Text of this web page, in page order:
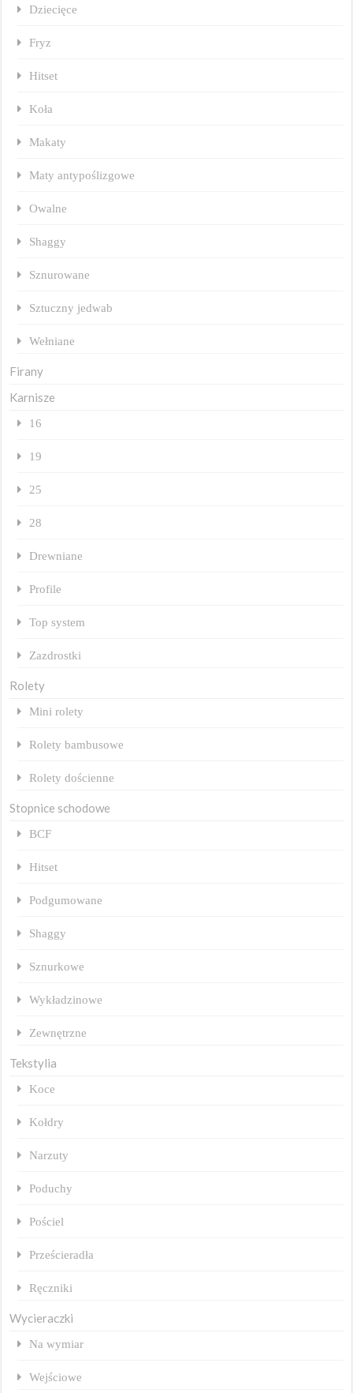
Dziecięce
Fryz
Hitset
Koła
Makaty
Maty antypoślizgowe
Owalne
Shaggy
Sznurowane
Sztuczny jedwab
Wełniane
Firany
Karnisze
16
19
25
28
Drewniane
Profile
Top system
Zazdrostki
Rolety
Mini rolety
Rolety bambusowe
Rolety dościenne
Stopnice schodowe
BCF
Hitset
Podgumowane
Shaggy
Sznurkowe
Wykładzinowe
Zewnętrzne
Tekstylia
Koce
Kołdry
Narzuty
Poduchy
Pościel
Prześcieradła
Ręczniki
Wycieraczki
Na wymiar
Wejściowe